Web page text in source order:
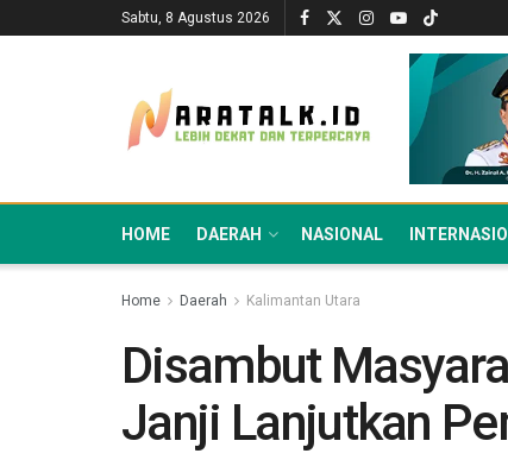
Sabtu, 8 Agustus 2026
HOME DAERAH NASIONAL
Home Daerah Kalimantan Utara
Disambut
Janji Lanjutkan